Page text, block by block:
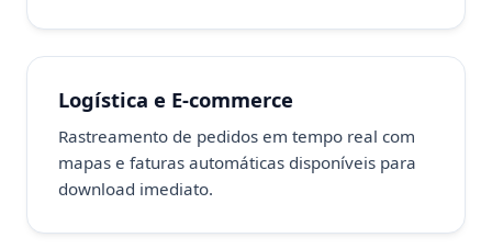
Logística e E-commerce
Rastreamento de pedidos em tempo real com
mapas e faturas automáticas disponíveis para
download imediato.